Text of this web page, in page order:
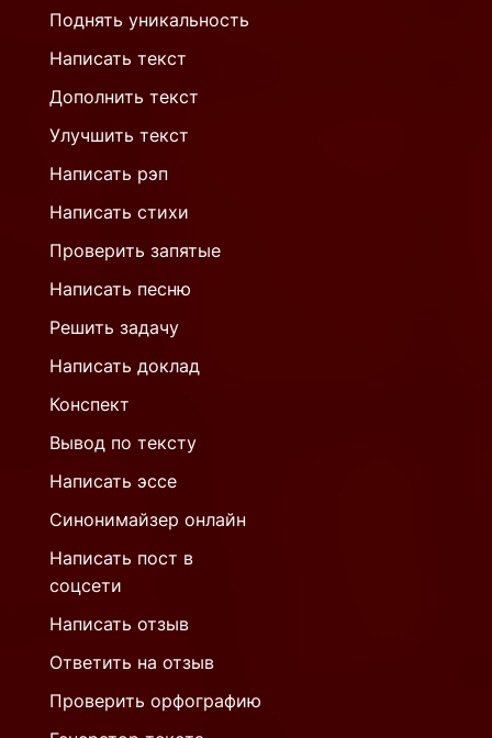
Поднять уникальность
Написать текст
Дополнить текст
Улучшить текст
Написать рэп
Написать стихи
Проверить запятые
Написать песню
Решить задачу
Написать доклад
Конспект
Вывод по тексту
Написать эссе
Синонимайзер онлайн
Написать пост в
соцсети
Написать отзыв
Ответить на отзыв
Проверить орфографию